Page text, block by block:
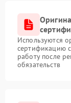
Используются
сертификацию
работу после
обязательств